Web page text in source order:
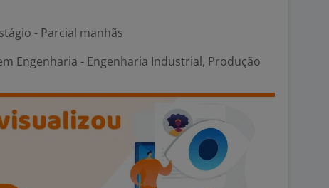
- Parcial manhãs
Engenharia - Engenharia Industrial, Produção